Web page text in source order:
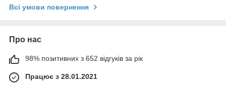
Всі умови повернення
Про нас
98% позитивних з 652 відгуків за рік
Працює з 28.01.2021